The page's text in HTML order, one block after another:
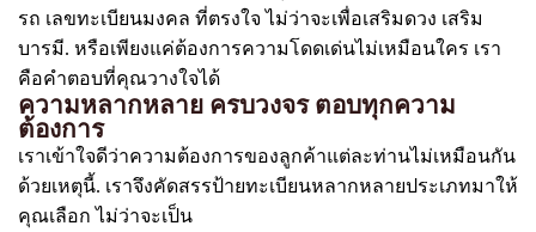
รถ เลขทะเบียนมงคล ที่ตรงใจ ไม่ว่าจะเพื่อเสริมดวง เสริม
บารมี. หรือเพียงแค่ต้องการความโดดเด่นไม่เหมือนใคร เรา
คือคำตอบที่คุณวางใจได้
ความหลากหลาย ครบวงจร ตอบทุกความ
ต้องการ
เราเข้าใจดีว่าความต้องการของลูกค้าแต่ละท่านไม่เหมือนกัน
ด้วยเหตุนี้. เราจึงคัดสรรป้ายทะเบียนหลากหลายประเภทมาให้
คุณเลือก ไม่ว่าจะเป็น